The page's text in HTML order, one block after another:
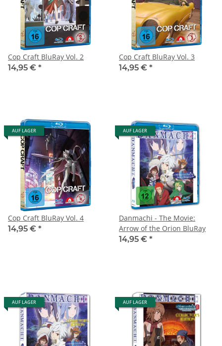
Cop Craft BluRay Vol. 2
14,95 € *
Cop Craft BluRay Vol. 3
14,95 € *
AUF LAGER
Cop Craft BluRay Vol. 4
14,95 € *
AUF LAGER
Danmachi - The Movie:
Arrow of the Orion BluRay
14,95 € *
AUF LAGER AUF LAGER